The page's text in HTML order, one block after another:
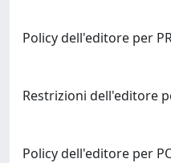
Policy dell'editore per
Restrizioni dell'editore
Policy dell'editore per